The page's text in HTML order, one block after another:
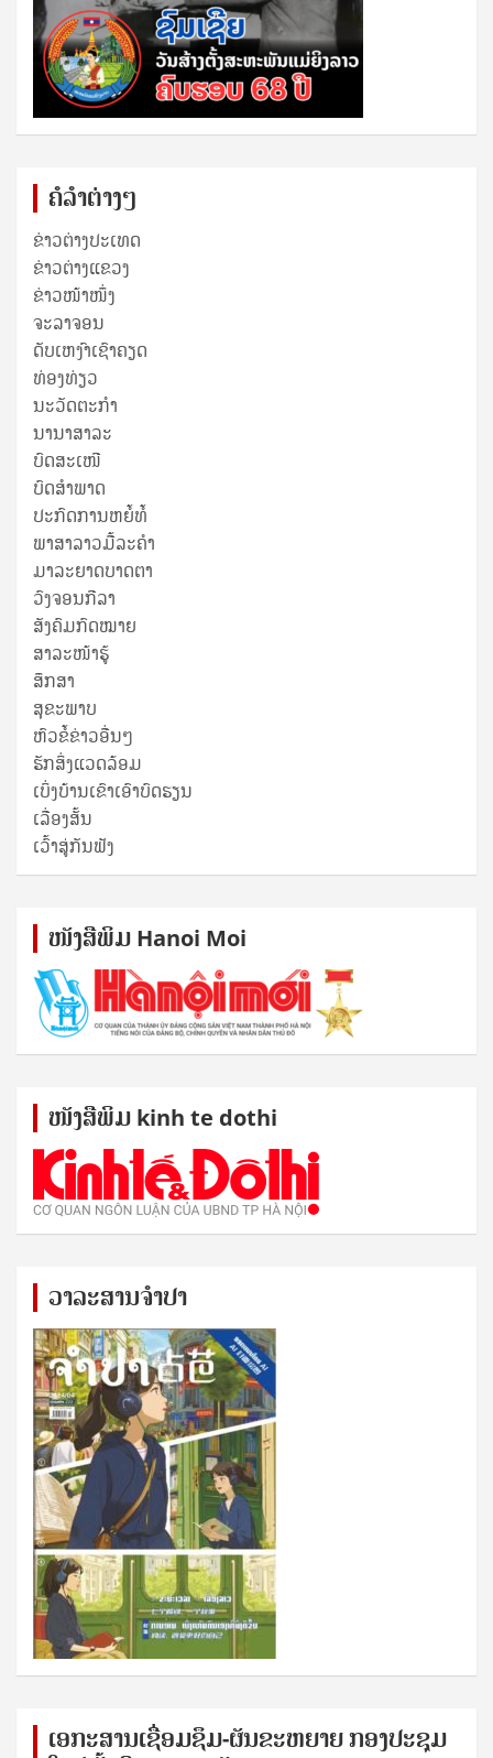
ຄໍລຳຕ່າງໆ
ຂ່າວຕ່າງປະເທດ
ຂ່າວ​ຕ່າງ​ແຂວງ
ຂ່າວໜ້າໜຶ່ງ
ຈະລາຈອນ
ດັບເຫງົາເຊົາຄຽດ
ທ່ອງທ່ຽວ
ນະວັດຕະກໍາ
ນານາສາລະ
ບົດສະເໜີ
ບົດສໍາພາດ
ປະກົດການຫຍໍ້ທໍ້
ພາສາລາວມື້ລະຄຳ
ມາລະຍາດບາດຕາ
ວົງຈອນກີລາ
ສັງຄົມກົດໝາຍ
ສາລະໜ້າຮູ້
ສຶກສາ
ສຸ​ຂະ​ພາບ
ຫົວຂໍ້ຂ່າວອື່ນໆ
ຮັກສິ່ງແວດລ້ອມ
ເບິ່ງບ້ານເຂົາເອົາບົດຮຽນ
ເລື່ອງສັ້ນ
ເວົ້າສູ່ກັນຟັງ
ໜັງ​ສື​ພິມ Hanoi Moi
ໜັງ​ສື​ພິມ kinh te dothi
ວາລະສານຈຳປາ
ເອກ​ະ​ສານ​ເຊ​ື່ອມ​ຊ​ຶມ-ຜັນ​ຂະ​ຫ​ຍາຍ ກອງ​ປະ​ຊຸມ​